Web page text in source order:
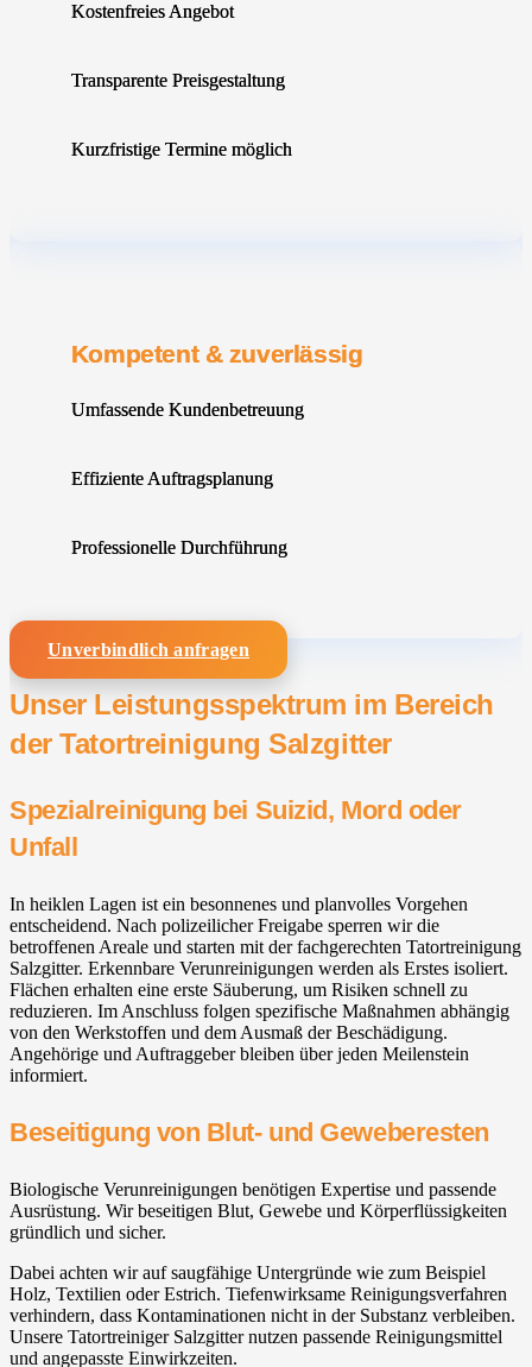
Kostenfreies Angebot
Transparente Preisgestaltung
Kurzfristige Termine möglich
Kompetent & zuverlässig
Umfassende Kundenbetreuung
Effiziente Auftragsplanung
Professionelle Durchführung
Unverbindlich anfragen
Unser Leistungsspektrum im Bereich
der Tatortreinigung Salzgitter
Spezialreinigung bei Suizid, Mord oder
Unfall
In heiklen Lagen ist ein besonnenes und planvolles Vorgehen
entscheidend. Nach polizeilicher Freigabe sperren wir die
betroffenen Areale und starten mit der fachgerechten Tatortreinigung
Salzgitter. Erkennbare Verunreinigungen werden als Erstes isoliert.
Flächen erhalten eine erste Säuberung, um Risiken schnell zu
reduzieren. Im Anschluss folgen spezifische Maßnahmen abhängig
von den Werkstoffen und dem Ausmaß der Beschädigung.
Angehörige und Auftraggeber bleiben über jeden Meilenstein
informiert.
Beseitigung von Blut- und Geweberesten
Biologische Verunreinigungen benötigen Expertise und passende
Ausrüstung. Wir beseitigen Blut, Gewebe und Körperflüssigkeiten
gründlich und sicher.
Dabei achten wir auf saugfähige Untergründe wie zum Beispiel
Holz, Textilien oder Estrich. Tiefenwirksame Reinigungsverfahren
verhindern, dass Kontaminationen nicht in der Substanz verbleiben.
Unsere Tatortreiniger Salzgitter nutzen passende Reinigungsmittel
und angepasste Einwirkzeiten.